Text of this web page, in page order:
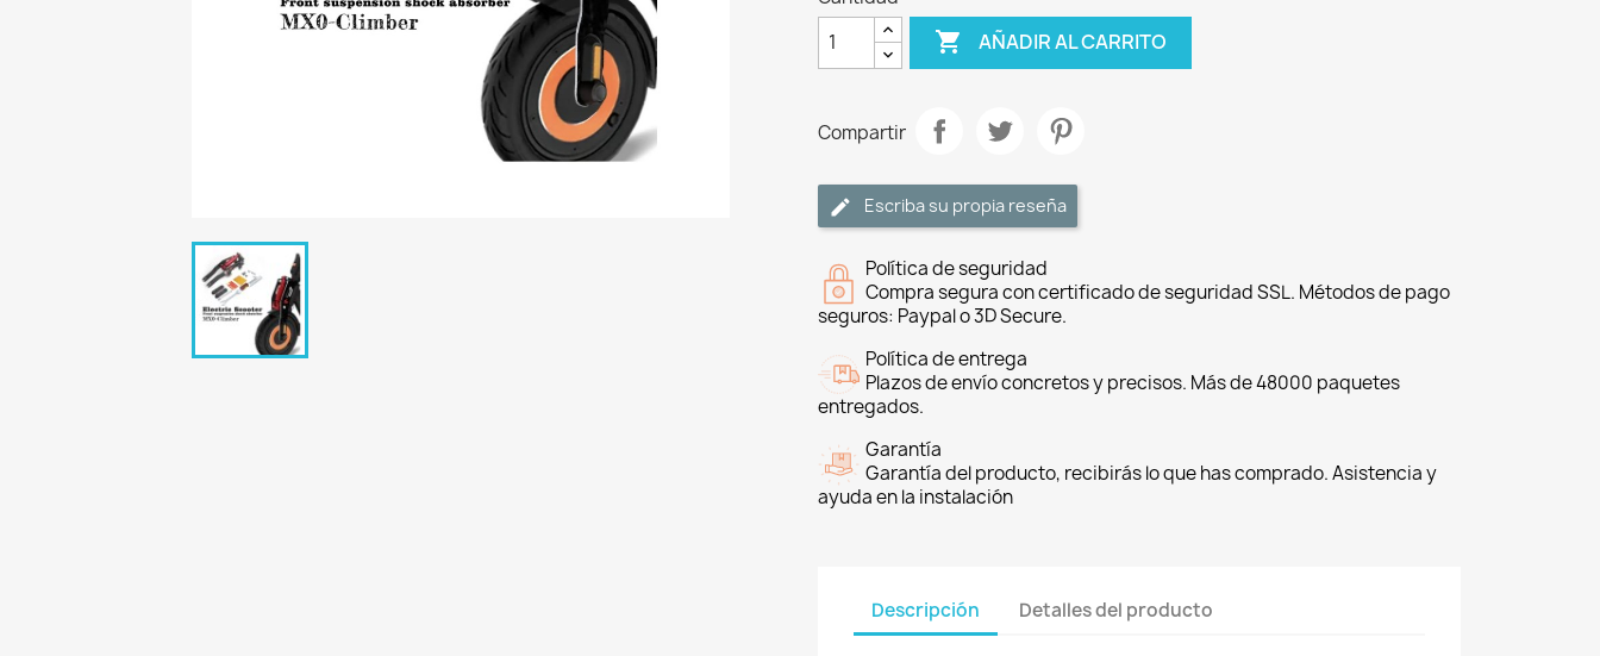
 AÑADIR AL CARRITO
Compartir
Escriba su propia reseña
Política de seguridad
Compra segura con certificado de seguridad SSL. Métodos de pago
seguros: Paypal o 3D Secure.
Política de entrega
Plazos de envío concretos y precisos. Más de 48000 paquetes
entregados.
Garantía
Garantía del producto, recibirás lo que has comprado. Asistencia y
ayuda en la instalación
Descripción Detalles del producto